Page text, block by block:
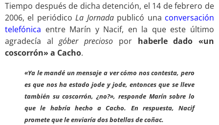
Tiempo después de dicha detención, el 14 de febrero de
2006, el periódicoLa Jornadapublicó una conversación
telefónica entre Marín y Nacif, en la que este último
agradecía algóber precioso porhaberle dado «un
coscorrón» a Cacho.
«Ya le mandé un mensaje a ver cómo nos contesta, pero
es que nos ha estado jode y jode, entonces que se lleve
también su coscorrón, ¿no?», responde Marín sobre lo
que le habría hecho a Cacho. En respuesta, Nacif
promete que le enviaría dos botellas de coñac.